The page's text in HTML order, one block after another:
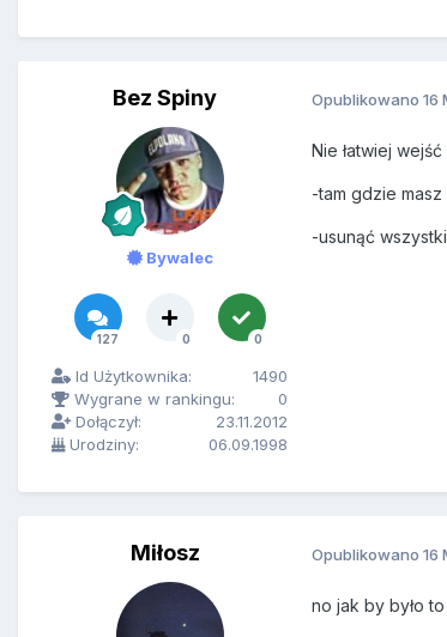
Bez Spiny
Bywalec
127 0 0
Id Użytkownika:
1490
Wygrane w rankingu:
0
Dołączył:
23.11.2012
Urodziny:
06.09.1998
Opublikowano 16
Nie łatwiej wejść
-tam gdzie
-usunąć
Miłosz Opublikowano 16
no jak by było